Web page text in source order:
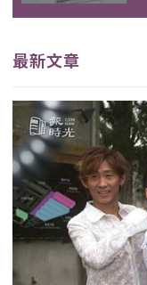
最新文章